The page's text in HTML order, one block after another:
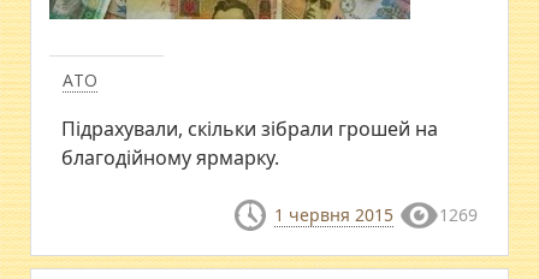
АТО
Підрахували, скільки зібрали грошей на
благодійному ярмарку.
1 червня 2015 1269